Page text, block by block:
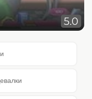
5.0